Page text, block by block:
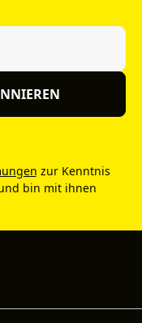
zur Kenntnis
bin mit ihnen